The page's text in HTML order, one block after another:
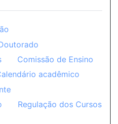
Comissão de Ensino
acadêmico
Regulação dos Cursos